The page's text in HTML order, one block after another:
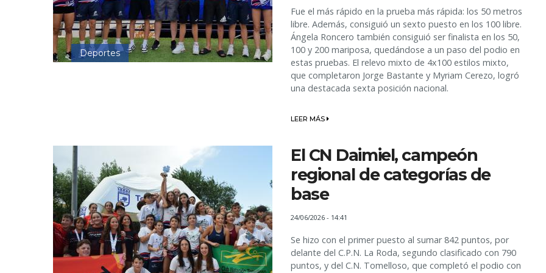
Deportes
Fue el más rápido en la prueba más rápida: los 50 metros
libre. Además, consiguió un sexto puesto en los 100 libre.
Ángela Roncero también consiguió ser finalista en los 50,
100 y 200 mariposa, quedándose a un paso del podio en
estas pruebas. El relevo mixto de 4x100 estilos mixto,
que completaron Jorge Bastante y Myriam Cerezo, logró
una destacada sexta posición nacional.
LEER MÁS
El CN Daimiel, campeón
regional de categorías de
base
24/06/2026 - 14:41
Se hizo con el primer puesto al sumar 842 puntos, por
delante del C.P.N. La Roda, segundo clasificado con 790
puntos, y del C.N. Tomelloso, que completó el podio con